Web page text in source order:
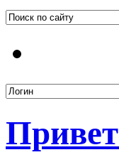
Привет